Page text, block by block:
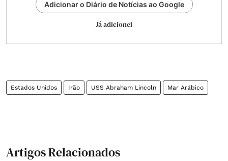
Adicionar o Diário de Notícias ao Google
Já adicionei
Estados Unidos Irão USS Abraham Lincoln Mar Arábico
Artigos Relacionados